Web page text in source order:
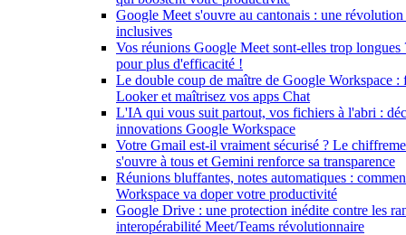
Google Meet s'ouvre au cantonais : une
inclusives
Vos réunions Google Meet sont-elles trop
pour plus d'efficacité !
Le double coup de maître de Google Workspace
Looker et maîtrisez vos apps Chat
L'IA qui vous suit partout, vos fichiers à l'abri :
innovations Google Workspace
Votre Gmail est-il vraiment sécurisé ? Le
s'ouvre à tous et Gemini renforce sa transparence
Réunions bluffantes, notes automatiques :
Workspace va doper votre productivité
Google Drive : une protection inédite contre les
interopérabilité Meet/Teams révolutionnaire